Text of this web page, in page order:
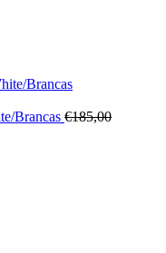
Brancas €185,00